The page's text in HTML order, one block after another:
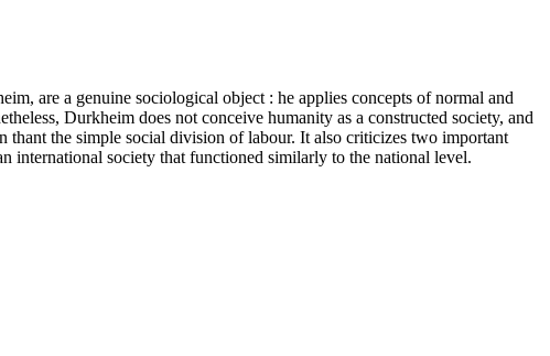
are a genuine sociological object : he applies concepts of normal and
Durkheim does not conceive humanity as a constructed society, and
thant the simple social division of labour. It also criticizes two important
international society that functioned similarly to the national level.